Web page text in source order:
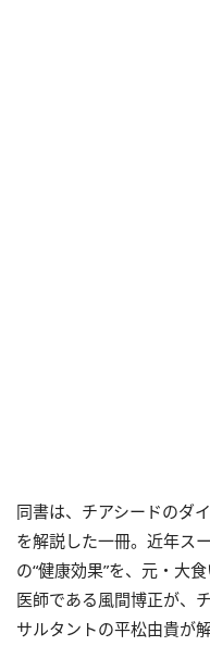
同書は、チアシードのダ
を解説した一冊。近年ス
の“健康効果”を、元・大
医師である風間博正が、
サルタントの平松由貴が